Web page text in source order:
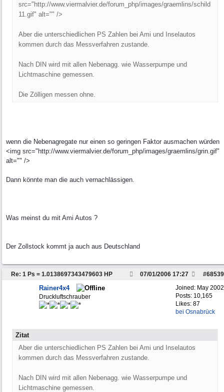
src="http://www.viermalvier.de/forum_php/images/graemlins/schild
11.gif" alt="" />
Aber die unterschiedlichen PS Zahlen bei Ami und Inselautos
kommen durch das Messverfahren zustande.
Nach DIN wird mit allen Nebenagg. wie Wasserpumpe und
Lichtmaschine gemessen.
Die Zölligen messen ohne.
wenn die Nebenagregate nur einen so geringen Faktor ausmachen würden
<img src="http://www.viermalvier.de/forum_php/images/graemlins/grin.gif"
alt="" />
Dann könnte man die auch vernachlässigen.
Was meinst du mit Ami Autos ?
Der Zollstock kommt ja auch aus Deutschland
Re: 1 Ps = 1.0138697343479603 HP #68539
07/01/2006 17:27
Joined: May 2002
Posts: 10,165
Likes: 87
bei Osnabrück
Rainer4x4
Druckluftschrauber
Zitat
Aber die unterschiedlichen PS Zahlen bei Ami und Inselautos
kommen durch das Messverfahren zustande.
Nach DIN wird mit allen Nebenagg. wie Wasserpumpe und
Lichtmaschine gemessen.